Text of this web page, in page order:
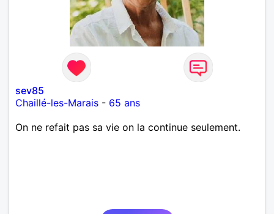
sev85
Chaillé-les-Marais - 65 ans
On ne refait pas sa vie on la continue seulement.